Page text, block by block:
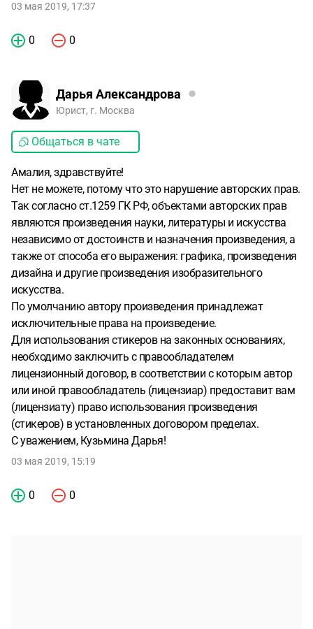
03 мая 2019, 17:37
0 0
Дарья Александрова
Юрист, г. Москва
Общаться в чате
Амалия, здравствуйте!
Нет не можете, потому что это нарушение авторских прав.
Так согласно ст.1259 ГК РФ, объектами авторских прав
являются произведения науки, литературы и искусства
независимо от достоинств и назначения произведения, а
также от способа его выражения: графика, произведения
дизайна и другие произведения изобразительного
искусства.
По умолчанию автору произведения принадлежат
исключительные права на произведение.
Для использования стикеров на законных основаниях,
необходимо заключить с правообладателем
лицензионный договор, в соответствии с которым автор
или иной правообладатель (лицензиар) предоставит вам
(лицензиату) право использования произведения
(стикеров) в установленных договором пределах.
С уважением, Кузьмина Дарья!
03 мая 2019, 15:19
0 0